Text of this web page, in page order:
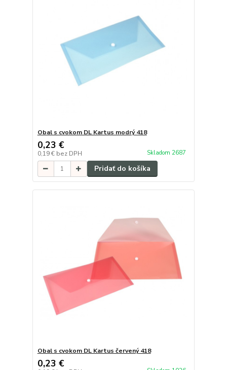
Obal s cvokom DL Kartus modrý 418
0,23 €
0,19 € bez DPH Skladom 2687
Pridať do košíka
Obal s cvokom DL Kartus červený 418
0,23 €